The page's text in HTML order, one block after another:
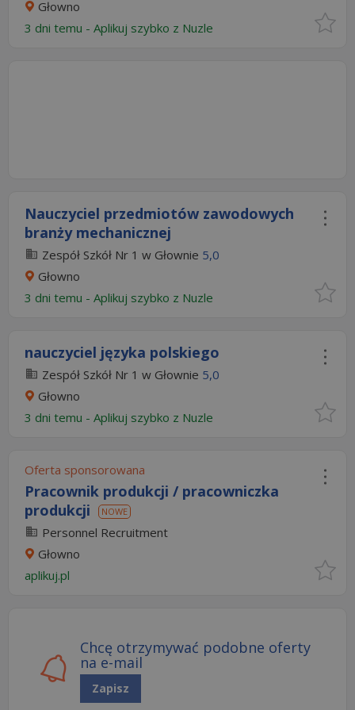
Głowno
3 dni temu - Aplikuj szybko z Nuzle
Nauczyciel przedmiotów zawodowych
branży mechanicznej
Zespół Szkół Nr 1 w Głownie 5,0
Głowno
3 dni temu - Aplikuj szybko z Nuzle
nauczyciel języka polskiego
Zespół Szkół Nr 1 w Głownie 5,0
Głowno
3 dni temu - Aplikuj szybko z Nuzle
Oferta sponsorowana
Pracownik produkcji / pracowniczka
produkcji
NOWE
Personnel Recruitment
Głowno
aplikuj.pl
Chcę otrzymywać podobne oferty
na e-mail
Zapisz